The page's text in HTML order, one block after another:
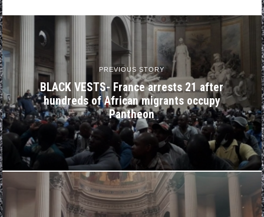
PREVIOUS STORY
BLACK VESTS- France arrests 21 after
hundreds of African migrants occupy
Pantheon